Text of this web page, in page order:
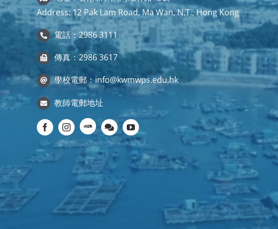
Address: 12 Pak Lam Road, Ma Wan, N.T., Hong Kong
電話：2986 3111
傳真：2986 3617
學校電郵：info@kwmwps.edu.hk
教師電郵地址